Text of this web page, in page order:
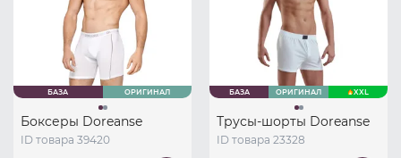
БАЗА ОРИГИНАЛ
Боксеры Doreanse
ID товара 39420
БАЗА ОРИГИНАЛ XXL
Трусы-шорты Doreanse
ID товара 23328